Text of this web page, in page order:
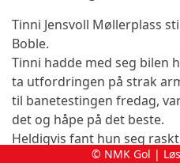
Tinni Jensvoll Møllerplass
Boble.
Tinni hadde med seg bilen
ta utfordringen på strak
til banetestingen fredag,
det og håpe på det beste.
Heldigvis fant hun seg
tempoet for hver omgang.
© NMK Gol |